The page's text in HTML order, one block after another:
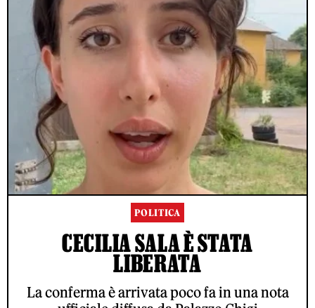
POLITICA
CECILIA SALA È STATA
LIBERATA
La conferma è arrivata poco fa in una nota